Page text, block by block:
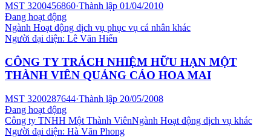
MST 3200456860·Thành lập 01/04/2010
Đang hoạt động
Ngành Hoạt động dịch vụ phục vụ cá nhân khác
Người đại diện: Lê Văn Hiến
CÔNG TY TRÁCH NHIỆM HỮU HẠN MỘT
THÀNH VIÊN QUẢNG CÁO HOA MAI
MST 3200287644·Thành lập 20/05/2008
Đang hoạt động
Công ty TNHH Một Thành ViênNgành Hoạt động dịch vụ khác
Người đại diện: Hà Văn Phong